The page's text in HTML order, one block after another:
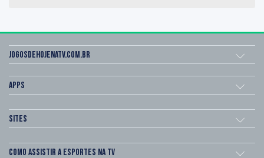
Jogosdehojenatv.com.br
Apps
Sites
Como assistir a esportes na TV